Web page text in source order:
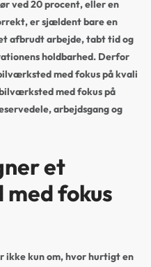
ved 20 procent, eller en
er sjældent bare en
afbrudt arbejde, tabt tid og
holdbarhed. Derfor
med fokus på kvali
med fokus på
arbejdsgang og
et
fokus
ikke kun om, hvor hurtigt en